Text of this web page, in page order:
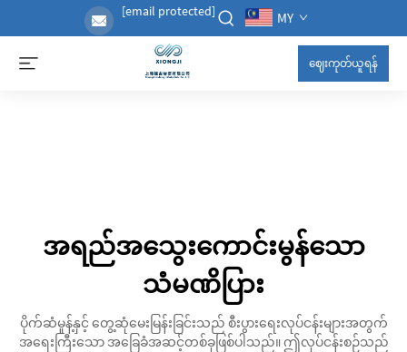
[email protected] MY
ဈေးကုတ်ယူရန်
အရည်အသွေးကောင်းမွန်သော
သံမဏိပြား
ပိုက်ဆံမှုန့်နှင့် တွေ့ဆုံမေးမြန်းခြင်းသည် စီးပွားရေးလုပ်ငန်းများအတွက်
အရေးကြီးသော အခြေခံအဆင့်တစ်ခုဖြစ်ပါသည်။ ဤလုပ်ငန်းစဉ်သည်